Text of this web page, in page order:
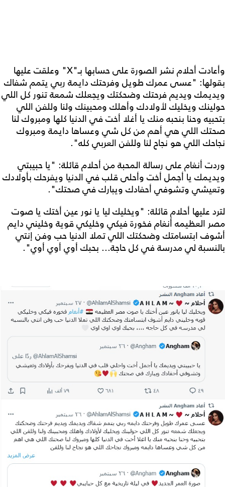
وأعادت أحلام نشر الصورة على حسابها بـ"X" وعلقت عليها
بقولها: "عسى عمرك طويل وفرحتك دايمة ربي يتمم شفاك
ويديمك ويديم فرحتك وضحكتك ويجعلك شمعة تنور كل اللي
حولينك ويخليك لأولادك وأهلك ومحبينك ولنا وللفن اللي
بتحبيه وحنا بنحبه منك يا أغلا أخت في الدنيا كلها ومبروك لنا
صحتك اللي هي أهم من كل شي وعساها دايمة ومبروك
نجاحك اللي هو نجاح لنا وللفن العربي كله".
وردت أنغام على رسالة المحبة من أحلام قائلة: "يا حبيبتي
ويديمك يا أجمل أخت وأحلى قلب في الدنيا ويفرحك بأولادك
وتعيشي وتشوفي أحفادك ويبارك في صحتك".
لترد عليها أحلام قائلة: "ويخليك ليا يا نور عين أختك يا صوت
مصر العظيمه أنغام فخورة فيكي وخليكي قوية وخليني دايم
أشوف ابتسامتك وضحكتك اللي تملا الدنيا حب وفن إنتي
بالنسبة لي مدرسة في كل حاجة... بحبك أوي أوي أوي".